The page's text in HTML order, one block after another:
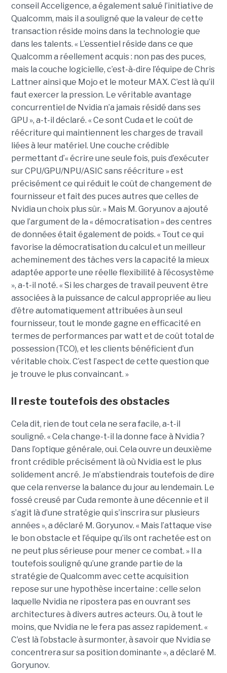
conseil Acceligence, a également salué l’initiative de
Qualcomm, mais il a souligné que la valeur de cette
transaction réside moins dans la technologie que
dans les talents. « L’essentiel réside dans ce que
Qualcomm a réellement acquis : non pas des puces,
mais la couche logicielle, c’est-à-dire l’équipe de Chris
Lattner ainsi que Mojo et le moteur MAX. C’est là qu’il
faut exercer la pression. Le véritable avantage
concurrentiel de Nvidia n’a jamais résidé dans ses
GPU », a-t-il déclaré. « Ce sont Cuda et le coût de
réécriture qui maintiennent les charges de travail
liées à leur matériel. Une couche crédible
permettant d’« écrire une seule fois, puis d’exécuter
sur CPU/GPU/NPU/ASIC sans réécriture » est
précisément ce qui réduit le coût de changement de
fournisseur et fait des puces autres que celles de
Nvidia un choix plus sûr. » Mais M. Goryunov a ajouté
que l’argument de la « démocratisation » des centres
de données était également de poids. « Tout ce qui
favorise la démocratisation du calcul et un meilleur
acheminement des tâches vers la capacité la mieux
adaptée apporte une réelle flexibilité à l’écosystème
», a-t-il noté. « Si les charges de travail peuvent être
associées à la puissance de calcul appropriée au lieu
d’être automatiquement attribuées à un seul
fournisseur, tout le monde gagne en efficacité en
termes de performances par watt et de coût total de
possession (TCO), et les clients bénéficient d’un
véritable choix. C’est l’aspect de cette question que
je trouve le plus convaincant. »
Il reste toutefois des obstacles
Cela dit, rien de tout cela ne sera facile, a-t-il
souligné. « Cela change-t-il la donne face à Nvidia ?
Dans l’optique générale, oui. Cela ouvre un deuxième
front crédible précisément là où Nvidia est le plus
solidement ancré. Je m’abstiendrais toutefois de dire
que cela renverse la balance du jour au lendemain. Le
fossé creusé par Cuda remonte à une décennie et il
s’agit là d’une stratégie qui s’inscrira sur plusieurs
années », a déclaré M. Goryunov. « Mais l’attaque vise
le bon obstacle et l’équipe qu’ils ont rachetée est on
ne peut plus sérieuse pour mener ce combat. » Il a
toutefois souligné qu’une grande partie de la
stratégie de Qualcomm avec cette acquisition
repose sur une hypothèse incertaine : celle selon
laquelle Nvidia ne ripostera pas en ouvrant ses
architectures à divers autres acteurs. Ou, à tout le
moins, que Nvidia ne le fera pas assez rapidement. «
C’est là l’obstacle à surmonter, à savoir que Nvidia se
concentrera sur sa position dominante », a déclaré M.
Goryunov.